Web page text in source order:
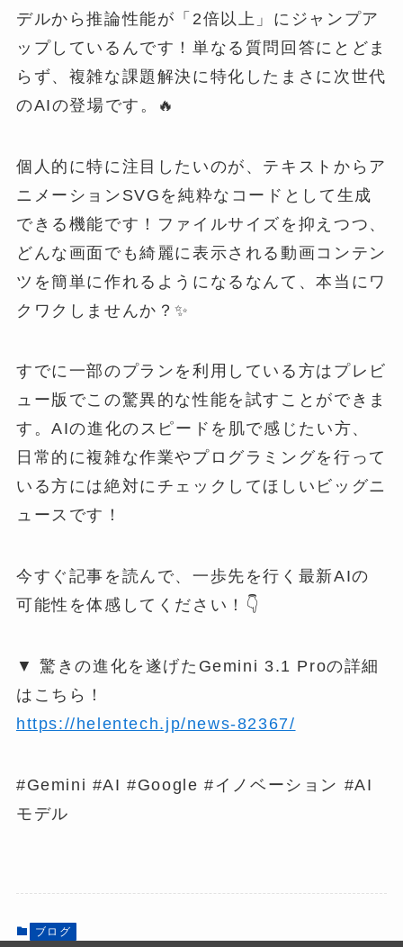
デルから推論性能が「2倍以上」にジャンプア
ップしているんです！単なる質問回答にとどま
らず、複雑な課題解決に特化したまさに次世代
のAIの登場です。🔥
個人的に特に注目したいのが、テキストからア
ニメーションSVGを純粋なコードとして生成
できる機能です！ファイルサイズを抑えつつ、
どんな画面でも綺麗に表示される動画コンテン
ツを簡単に作れるようになるなんて、本当にワ
クワクしませんか？✨
すでに一部のプランを利用している方はプレビ
ュー版でこの驚異的な性能を試すことができま
す。AIの進化のスピードを肌で感じたい方、
日常的に複雑な作業やプログラミングを行って
いる方には絶対にチェックしてほしいビッグニ
ュースです！
今すぐ記事を読んで、一歩先を行く最新AIの
可能性を体感してください！👇
▼ 驚きの進化を遂げたGemini 3.1 Proの詳細
はこちら！
https://helentech.jp/news-82367/
#Gemini #AI #Google #イノベーション #AI
モデル
ブログ